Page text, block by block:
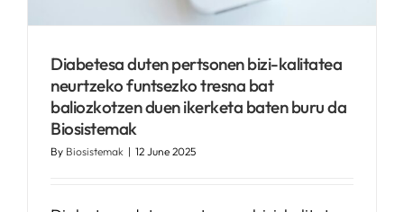
Diabetesa duten pertsonen bizi-kalitatea
neurtzeko funtsezko tresna bat
baliozkotzen duen ikerketa baten buru da
Biosistemak
By Biosistemak | 12 June 2025